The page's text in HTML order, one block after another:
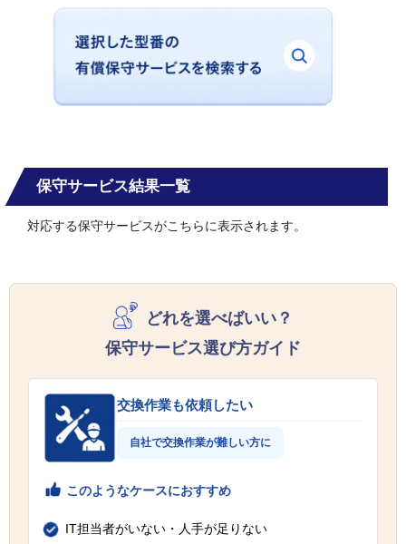
保守サービス結果一覧
対応する保守サービスがこちらに表示されます。
どれを選べばいい？
保守サービス選び方ガイド
交換作業も依頼したい
自社で交換作業が難しい方に
このようなケースにおすすめ
IT担当者がいない・人手が足りない